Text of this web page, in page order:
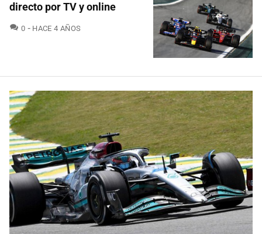
directo por TV y online
0 COMENTARIOS
HACE 4 AÑOS